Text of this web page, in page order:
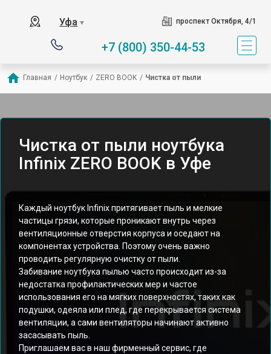
Уфа ▼ проспект Октября, 4/1
+7 (800) 350-44-53
Главная / Ноутбук / ZERO BOOK / Чистка от пыли
Чистка от пыли ноутбука
Infinix ZERO BOOK в Уфе
Каждый ноутбук Infinix притягивает пыль и мелкие
частицы грязи, которые проникают внутрь через
вентиляционные отверстия корпуса и оседают на
компонентах устройства. Поэтому очень важно
проводить регулярную очистку от пыли.
Забивание ноутбука пылью часто происходит из-за
недостатка профилактических мер и частое
использования его на мягких поверхностях, таких как
подушки, одеяла или плед, где перекрывается система
вентиляции, а сами вентиляторы начинают активно
засасывать пыль.
Приглашаем вас в наш фирменный сервис, где